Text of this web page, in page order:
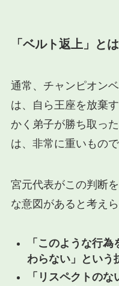
「ベルト返上」と
通常、チャンピオン
は、自ら王座を放棄
かく弟子が勝ち取っ
は、非常に重いもので
宮元代表がこの判断
な意図があると考えら
「このような行
わらない」という
「リスペクトのな